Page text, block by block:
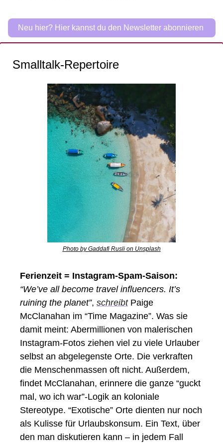
Neu hier? Hier kannst du den Newsletter abonnieren
Smalltalk-Repertoire
Photo by Gaddafi Rusli on Unsplash
Ferienzeit = Instagram-Spam-Saison:
“We’ve all become travel influencers. It’s
ruining the planet”, schreibt Paige
McClanahan im “Time Magazine”. Was sie
damit meint: Abermillionen von malerischen
Instagram-Fotos ziehen viel zu viele Urlauber
selbst an abgelegenste Orte. Die verkraften
die Menschenmassen oft nicht. Außerdem,
findet McClanahan, erinnere die ganze “guckt
mal, wo ich war”-Logik an koloniale
Stereotype. “Exotische” Orte dienten nur noch
als Kulisse für Urlaubskonsum. Ein Text, über
den man diskutieren kann – in jedem Fall